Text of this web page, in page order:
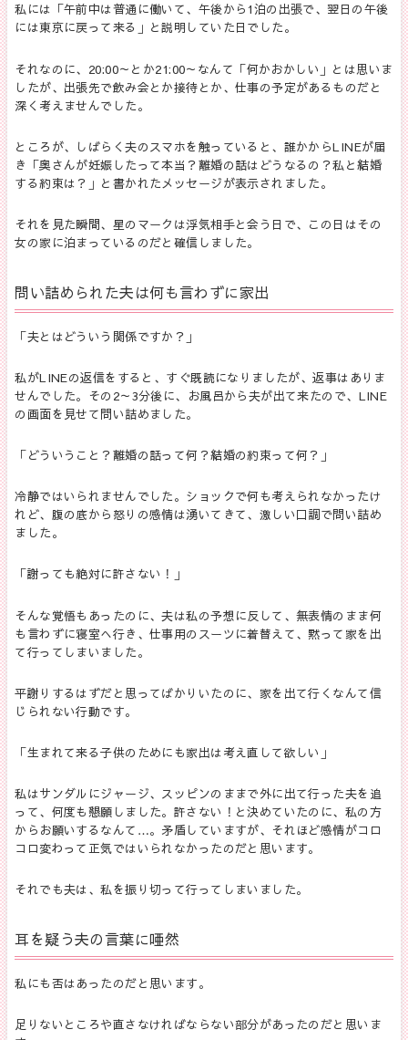
私には「午前中は普通に働いて、午後から1泊の出張で、翌日の午後
には東京に戻って来る」と説明していた日でした。
それなのに、 20:00～とか21:00～なんて「何かおかしい」とは思いま
したが、出張先で飲み会とか接待とか、仕事の予定があるものだと
深く考えませんでした。
ところが、しばらく夫のスマホを触っていると、誰かからLINEが届
き「奥さんが妊娠したって本当？離婚の話はどうなるの？私と結婚
する約束は？」と書かれたメッセージが表示されました。
それを見た瞬間、星のマークは浮気相手と会う日で、この日はその
女の家に泊まっているのだと確信しました。
問い詰められた夫は何も言わずに家出
「夫とはどういう関係ですか？」
私がLINEの返信をすると、すぐ既読になりましたが、返事はありま
せんでした。その 2～3分後に、お風呂から夫が出て来たので、 LINE
の画面を見せて問い詰めました。
「どういうこと？離婚の話って何？結婚の約束って何？」
冷静ではいられませんでした。ショックで何も考えられなかったけ
れど、腹の底から怒りの感情は湧いてきて、激しい口調で問い詰め
ました。
「謝っても絶対に許さない！」
そんな覚悟もあったのに、夫は私の予想に反して、無表情のまま何
も言わずに寝室へ行き、仕事用のスーツに着替えて、黙って家を出
て行ってしまいました。
平謝りするはずだと思ってばかりいたのに、家を出て行くなんて信
じられない行動です。
「生まれて来る子供のためにも家出は考え直して欲しい」
私はサンダルにジャージ、スッピンのままで外に出て行った夫を追
って、何度も懇願しました。許さない！と決めていたのに、私の方
からお願いするなんて…。矛盾していますが、それほど感情がコロ
コロ変わって正気ではいられなかったのだと思います。
それでも夫は、私を振り切って行ってしまいました。
耳を疑う夫の言葉に唖然
私にも否はあったのだと思います。
足りないところや直さなければならない部分があったのだと思いま